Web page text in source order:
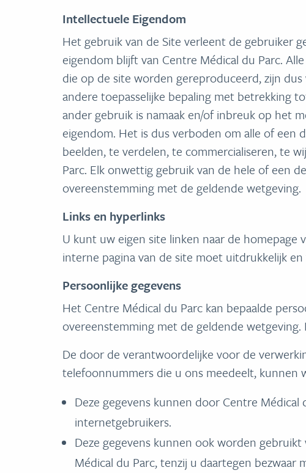
Intellectuele Eigendom
Het gebruik van de Site verleent de gebruiker
eigendom blijft van Centre Médical du Parc.
die op de site worden gereproduceerd, zijn
andere toepasselijke bepaling met betrekking
ander gebruik is namaak en/of inbreuk op het
eigendom. Het is dus verboden om alle of een
beelden, te verdelen, te commercialiseren, te
Parc. Elk onwettig gebruik van de hele of een
overeenstemming met de geldende wetgeving.
Links en hyperlinks
U kunt uw eigen site linken naar de homepage
interne pagina van de site moet uitdrukkelijk
Persoonlijke gegevens
Het Centre Médical du Parc kan bepaalde
overeenstemming met de geldende
De door de verantwoordelijke voor de
telefoonnummers die u ons meedeelt, kunnen
Deze gegevens kunnen door Centre
internetgebruikers.
Deze gegevens kunnen ook worden
Médical du Parc, tenzij u daartegen bezwaar